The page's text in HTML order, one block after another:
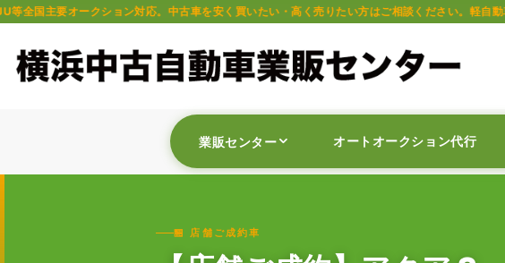
対応。中古車を安く買いたい・高く売りたい方はご相談ください。軽自動車・普通車・トラッ
業販センター オートオークション代行
🏪 店舗ご成約車